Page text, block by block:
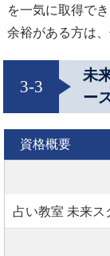
を一気に取得でき
余裕がある方は
3-3
未
ー
資格概要
占い教室 未来ス